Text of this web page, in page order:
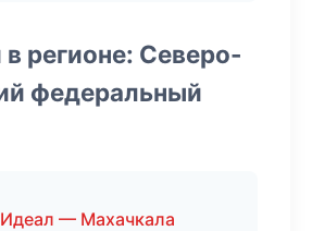
регионе: Северо-
федеральный
— Махачкала